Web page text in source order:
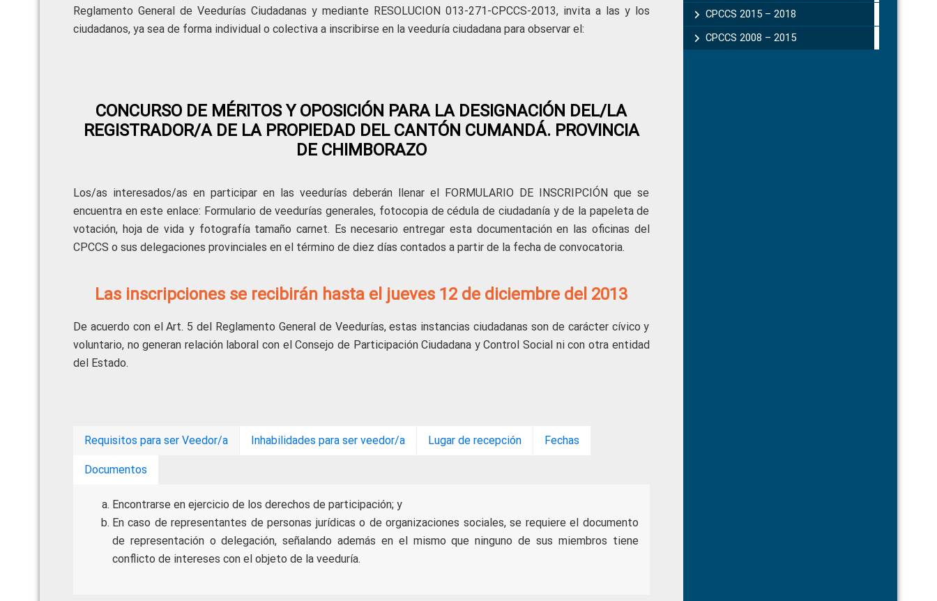
Reglamento General de Veedurías Ciudadanas y mediante RESOLUCION 013-271-CPCCS-2013, invita a las y los
ciudadanos, ya sea de forma individual o colectiva a inscribirse en la veeduría ciudadana para observar el:
CONCURSO DE MÉRITOS Y OPOSICIÓN PARA LA DESIGNACIÓN DEL/LA
REGISTRADOR/A DE LA PROPIEDAD DEL CANTÓN CUMANDÁ. PROVINCIA
DE CHIMBORAZO
Los/as interesados/as en participar en las veedurías deberán llenar el FORMULARIO DE INSCRIPCIÓN que se
encuentra en este enlace: Formulario de veedurías generales, fotocopia de cédula de ciudadanía y de la papeleta de
votación, hoja de vida y fotografía tamaño carnet. Es necesario entregar esta documentación en las oficinas del
CPCCS o sus delegaciones provinciales en el término de diez días contados a partir de la fecha de convocatoria.
Las inscripciones se recibirán hasta el jueves 12 de diciembre del 2013
De acuerdo con el Art. 5 del Reglamento General de Veedurías, estas instancias ciudadanas son de carácter cívico y
voluntario, no generan relación laboral con el Consejo de Participación Ciudadana y Control Social ni con otra entidad
del Estado.
Requisitos para ser Veedor/a Inhabilidades para ser veedor/a Lugar de recepción Fechas
Documentos
Encontrarse en ejercicio de los derechos de participación; y
En caso de representantes de personas jurídicas o de organizaciones sociales, se requiere el documento
de representación o delegación, señalando además en el mismo que ninguno de sus miembros tiene
conflicto de intereses con el objeto de la veeduría.
CPCCS 2015 – 2018
CPCCS 2008 – 2015